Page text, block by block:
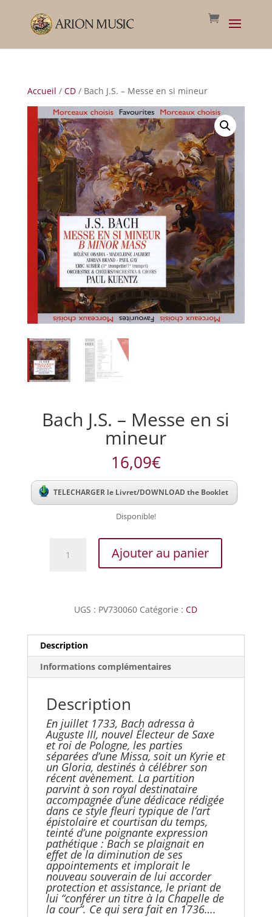
Accueil / CD/ Bach J.S. – Messe en si mineur
Bach J.S. – Messe en si
mineur
16,09€
TELECHARGER le Livret/DOWNLOAD the Booklet
Disponible!
Messe
si
mineur
Ajouter au panier
UGS : PV730060 Catégorie :CD
Description
Informations complémentaires
Description
En juillet 1733, Bach adressa à
Auguste III, nouvel Électeur de Saxe
et roi de Pologne, les parties
séparées d’une Missa, soit un Kyrie et
un Gloria, destinés à célébrer son
récent avènement. La partition
parvint à son royal destinataire
accompagnée d’une dédicace rédigée
dans ce style fleuri typique de l’art
épistolaire et courtisan du temps,
teinté d’une poignante expression
pathétique : Bach se plaignait en
effet de la diminution de ses
appointements et implorait le
nouveau souverain de lui accorder
protection et assistance, le priant de
lui “conférer un titre à la Chapelle de
la cour”. Ce qui sera fait en 1736….